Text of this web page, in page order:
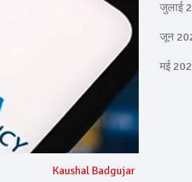
Kaushal Badgujar
जुलाई
जून
मई